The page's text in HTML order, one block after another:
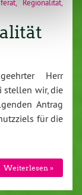
Regionalität
Herr
stellen wir, die
Antrag
für die
Weiterlesen »